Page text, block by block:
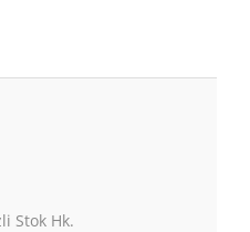
Stok Hk.